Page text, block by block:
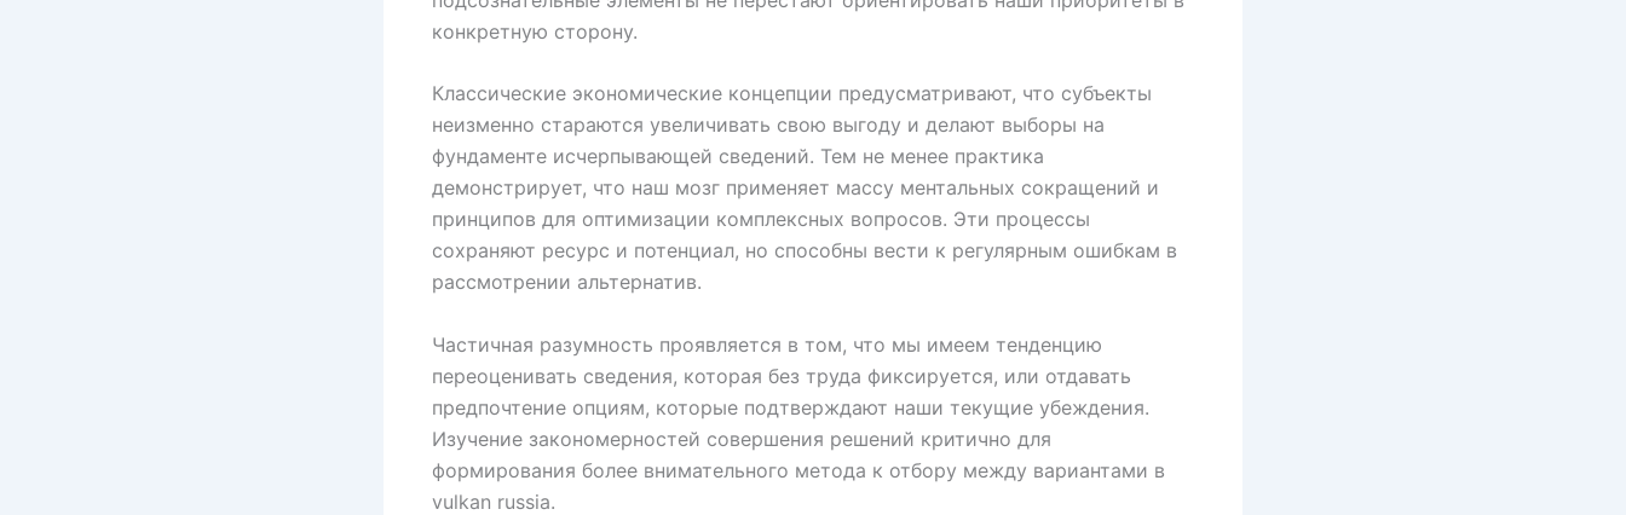
конкретную сторону.
Классические экономические концепции предусматривают, что субъекты
неизменно стараются увеличивать свою выгоду и делают выборы на
фундаменте исчерпывающей сведений. Тем не менее практика
демонстрирует, что наш мозг применяет массу ментальных сокращений и
принципов для оптимизации комплексных вопросов. Эти процессы
сохраняют ресурс и потенциал, но способны вести к регулярным ошибкам в
рассмотрении альтернатив.
Частичная разумность проявляется в том, что мы имеем тенденцию
переоценивать сведения, которая без труда фиксируется, или отдавать
предпочтение опциям, которые подтверждают наши текущие убеждения.
Изучение закономерностей совершения решений критично для
формирования более внимательного метода к отбору между вариантами в
vulkan russia.